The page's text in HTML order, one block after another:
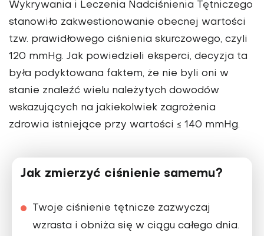
Wykrywania i Leczenia Nadciśnienia Tętniczego
stanowiło zakwestionowanie obecnej wartości
tzw. prawidłowego ciśnienia skurczowego, czyli
120 mmHg. Jak powiedzieli eksperci, decyzja ta
była podyktowana faktem, że nie byli oni w
stanie znaleźć wielu należytych dowodów
wskazujących na jakiekolwiek zagrożenia
zdrowia istniejące przy wartości ≤ 140 mmHg.
Jak zmierzyć ciśnienie samemu?
Twoje ciśnienie tętnicze zazwyczaj
wzrasta i obniża się w ciągu całego dnia.